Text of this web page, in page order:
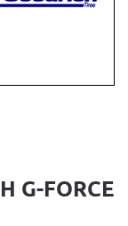
G-FORCE